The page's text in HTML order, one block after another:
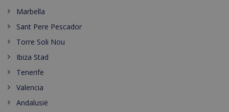
Marbella
Sant Pere Pescador
Torre Soli Nou
Ibiza Stad
Tenerife
Valencia
Andalusië